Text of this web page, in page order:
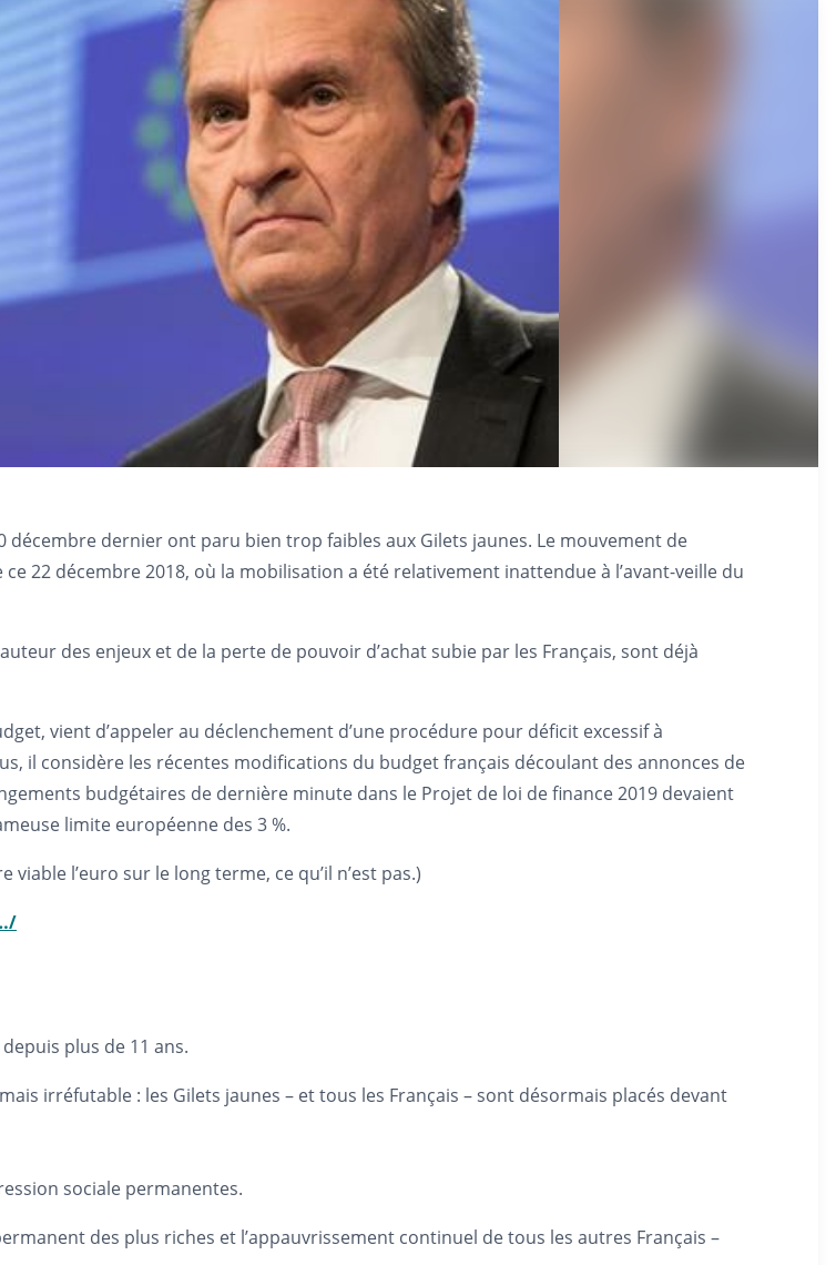
dernier ont paru bien trop faibles aux Gilets jaunes. Le mouvement de
22 décembre 2018, où la mobilisation a été relativement inattendue à l’avant-veille du
des enjeux et de la perte de pouvoir d’achat subie par les Français, sont déjà
vient d’appeler au déclenchement d’une procédure pour déficit excessif à
il considère les récentes modifications du budget français découlant des annonces de
budgétaires de dernière minute dans le Projet de loi de finance 2019 devaient
limite européenne des 3 %.
l’euro sur le long terme, ce qu’il n’est pas.)
plus de 11 ans.
irréfutable : les Gilets jaunes – et tous les Français – sont désormais placés devant
sociale permanentes.
des plus riches et l’appauvrissement continuel de tous les autres Français –